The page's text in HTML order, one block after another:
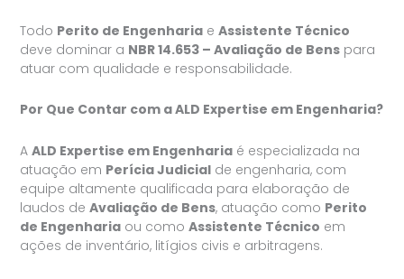
Todo Perito de Engenharia eAssistente Técnico
deve dominar a NBR 14.653 – Avaliação de Bens para
atuar com qualidade e responsabilidade.
Por Que Contar com a ALD Expertise em Engenharia?
AALD Expertise em Engenharia é especializada na
atuação em Perícia Judicial de engenharia, com
equipe altamente qualificada para elaboração de
laudos deAvaliação de Bens, atuação como Perito
de Engenharia ou comoAssistente Técnico em
ações de inventário, litígios civis e arbitragens.